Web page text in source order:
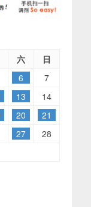
六
日
6
7
13
14
20
21
27
28